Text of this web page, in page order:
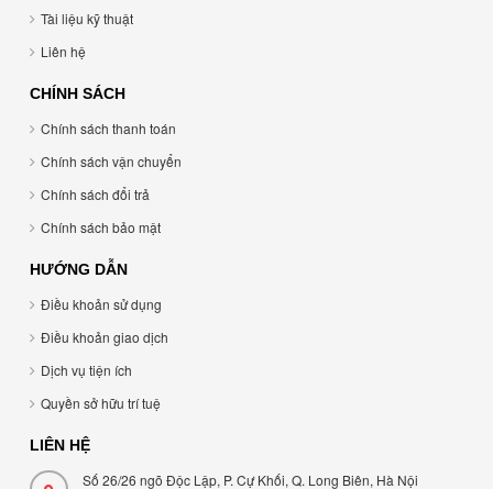
Tài liệu kỹ thuật
Liên hệ
CHÍNH SÁCH
Chính sách thanh toán
Chính sách vận chuyển
Chính sách đổi trả
Chính sách bảo mật
HƯỚNG DẪN
Điều khoản sử dụng
Điều khoản giao dịch
Dịch vụ tiện ích
Quyền sở hữu trí tuệ
LIÊN HỆ
Số 26/26 ngõ Độc Lập, P. Cự Khối, Q. Long Biên, Hà Nội